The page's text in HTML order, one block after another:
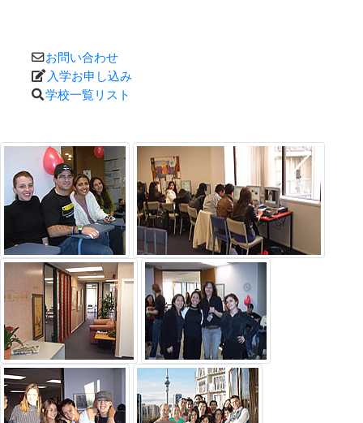
お問い合わせ
入学お申し込み
学校一覧リスト